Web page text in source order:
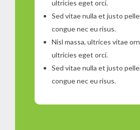
ultricies eget orci.
Sed vitae nulla et justo
congue nec eu risus.
Nisl massa, ultrices vitae
ultricies eget orci.
Sed vitae nulla et justo
congue nec eu risus.